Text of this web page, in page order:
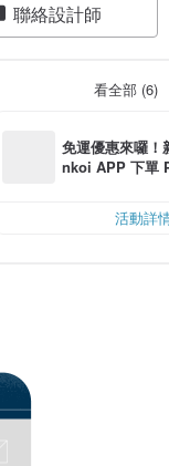
聯絡設計師
看全部 (6)
免運優惠來囉
nkoi APP 下單
活動詳